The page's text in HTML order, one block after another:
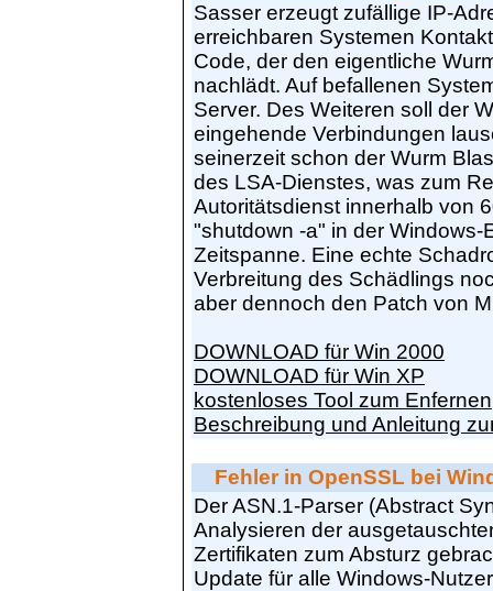
Sasser erzeugt zufällige IP-
erreichbaren Systemen
Code, der den eigentliche
nachlädt. Auf befallenen
Server. Des Weiteren soll der
eingehende Verbindungen
seinerzeit schon der Wurm
des LSA-Dienstes, was zum
Autoritätsdienst innerhalb von
"shutdown -a" in der
Zeitspanne. Eine echte
Verbreitung des Schädlings
aber dennoch den Patch von
DOWNLOAD für Win 2000
DOWNLOAD für Win XP
kostenloses Tool zum Enfernen
Beschreibung und Anleitung
Fehler in OpenSSL bei
Der ASN.1-Parser (Abstract
Analysieren der
Zertifikaten zum Absturz
Update für alle Windows-